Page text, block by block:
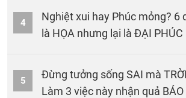
4
Nghiệt xui hay Phúc mỏng? 6
là HỌA nhưng lại là ĐẠI PHÚC
5
Đừng tưởng sống SAI mà
Làm 3 việc này nhận quả